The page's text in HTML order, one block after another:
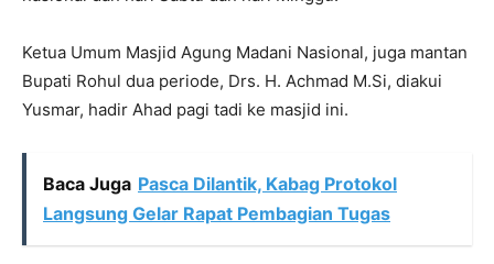
Ketua Umum Masjid Agung Madani Nasional, juga mantan
Bupati Rohul dua periode, Drs. H. Achmad M.Si, diakui
Yusmar, hadir Ahad pagi tadi ke masjid ini.
Baca Juga Pasca Dilantik, Kabag Protokol
Langsung Gelar Rapat Pembagian Tugas